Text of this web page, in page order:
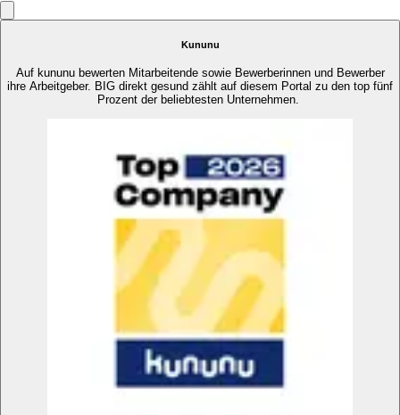
Kununu
Auf kununu bewerten Mitarbeitende sowie Bewerberinnen und Bewerber
ihre Arbeitgeber. BIG direkt gesund zählt auf diesem Portal zu den top fünf
Prozent der beliebtesten Unternehmen.